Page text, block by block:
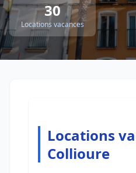
30
Locations vacances
Locations
Collioure